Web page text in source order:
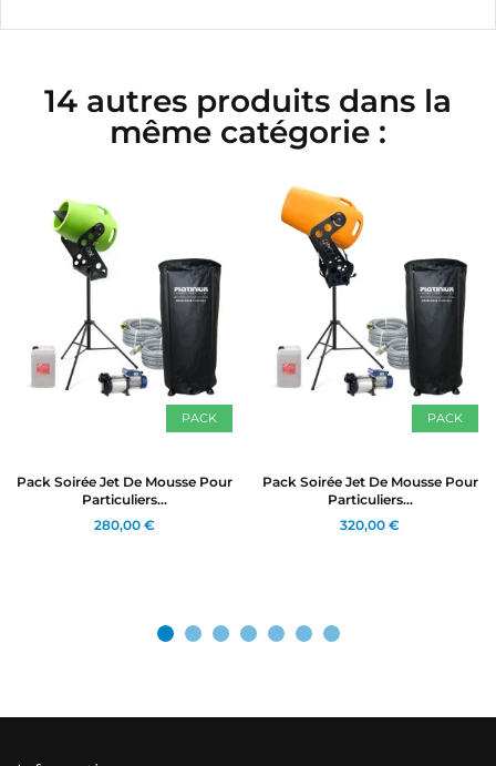
14 autres produits dans la
même catégorie :
PACK
Pack Soirée Jet De Mousse Pour
Particuliers...
280,00 €
PACK
Pack Soirée Jet De Mousse Pour
Particuliers...
320,00 €